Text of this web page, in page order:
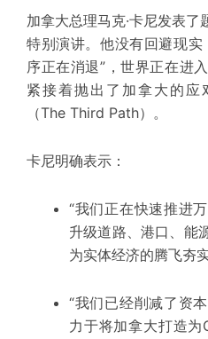
加拿大总理马克·卡尼发表
特别演讲。他没有回避现
序正在消退”，世界正在进
紧接着抛出了加拿大的
（The Third Path） 。
卡尼明确表示：
“我们正在快速推进
升级道路、港口、能
为实体经济的腾飞夯
“我们已经削减了资
力于将加拿大打造